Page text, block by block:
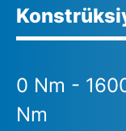
0 Nm -
Nm